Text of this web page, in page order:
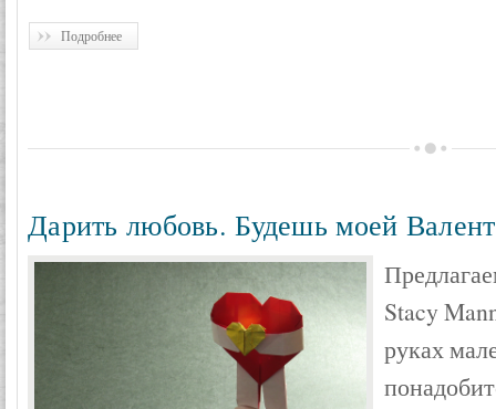
Подробнее
Дарить любовь. Будешь моей
Stacy
руках